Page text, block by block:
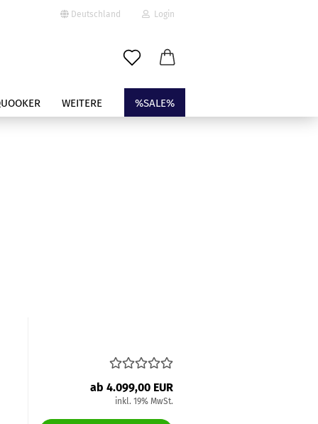
Deutschland Login
%SALE%
WEITERE
ab 4.099,00 EUR
inkl. 19% MwSt.